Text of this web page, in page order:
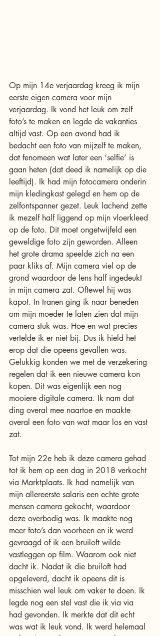
Op mijn 14e verjaardag kreeg ik mijn
eerste eigen camera voor mijn
verjaardag. Ik vond het leuk om zelf
foto’s te maken en legde de vakanties
altijd vast. Op een avond had ik
bedacht een foto van mijzelf te maken,
dat fenomeen wat later een ‘selfie’ is
gaan heten (dat deed ik namelijk op die
leeftijd). Ik had mijn fotocamera onderin
mijn kledingkast gelegd en hem op de
zelfontspanner gezet. Leuk lachend zette
ik mezelf half liggend op mijn vloerkleed
op de foto. Dit moet ongetwijfeld een
geweldige foto zijn geworden. Alleen
het grote drama speelde zich na een
paar kliks af. Mijn camera viel op de
grond waardoor de lens half ingedeukt
in mijn camera zat. Oftewel hij was
kapot. In tranen ging ik naar beneden
om mijn moeder te laten zien dat mijn
camera stuk was. Hoe en wat precies
vertelde ik er niet bij. Dus ik hield het
erop dat die opeens gevallen was.
Gelukkig konden we met de verzekering
regelen dat ik een nieuwe camera kon
kopen. Dit was eigenlijk een nog
mooiere digitale camera. Ik nam dat
ding overal mee naartoe en maakte
overal een foto van wat maar los en vast
zat.
Tot mijn 22e heb ik deze camera gehad
tot ik hem op een dag in 2018 verkocht
via Marktplaats. Ik had namelijk van
mijn allereerste salaris een echte grote
mensen camera gekocht, waardoor
deze overbodig was. Ik maakte nog
meer foto’s dan voorheen en ik werd
gevraagd of ik een bruiloft wilde
vastleggen op film. Waarom ook niet
dacht ik. Nadat ik die bruiloft had
opgeleverd, dacht ik opeens dit is
misschien wel leuk om vaker te doen. Ik
legde nog een stel vast die ik via via
had gevonden. Ik merkte dat dit echt
was wat ik leuk vond. Ik werd helemaal